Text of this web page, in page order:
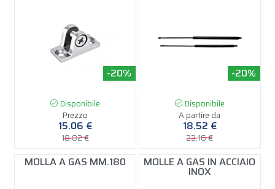
-20%
Disponibile
Prezzo
15.06 €
18.82 €
-20%
Disponibile
A partire da
18.52 €
23.16 €
MOLLA A GAS MM.180 MOLLE A GAS IN ACCIAIO
INOX